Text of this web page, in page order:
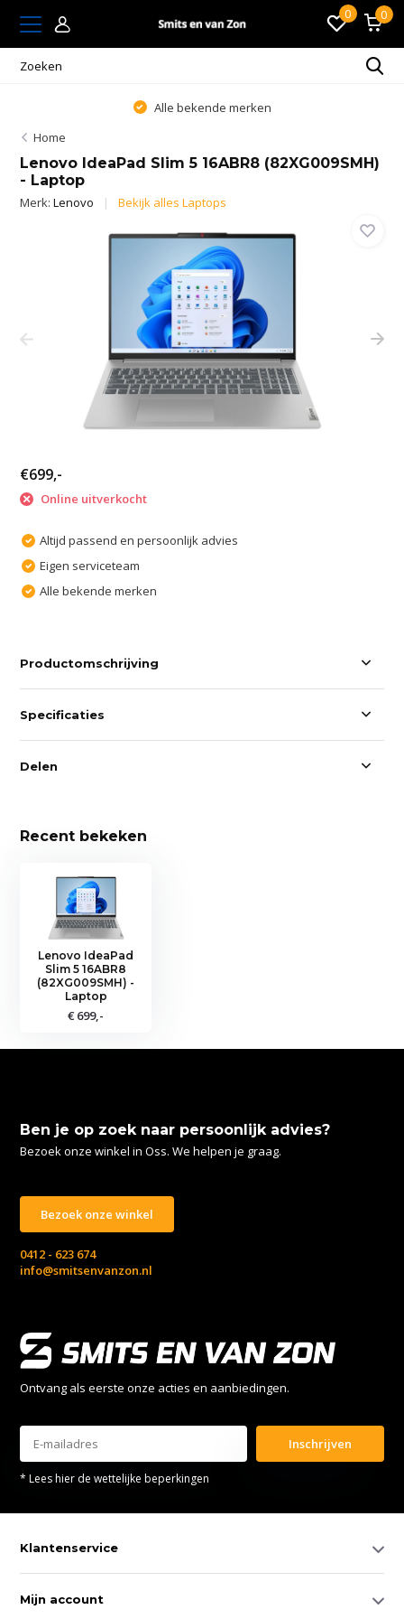
0 0
Alle bekende merken
Home
Lenovo IdeaPad Slim 5 16ABR8 (82XG009SMH)
- Laptop
Merk:Lenovo Bekijk alles Laptops
€699,-
Online uitverkocht
Altijd passend en persoonlijk advies
Eigen serviceteam
Alle bekende merken
Productomschrijving
Specificaties
Delen
Recent bekeken
Lenovo IdeaPad
Slim 5 16ABR8
(82XG009SMH) -
Laptop
€ 699,-
Ben je op zoek naar persoonlijk advies?
Bezoek onze winkel in Oss. We helpen je graag.
Bezoek onze winkel
0412 - 623 674
info@smitsenvanzon.nl
Ontvang als eerste onze acties en aanbiedingen.
Inschrijven
* Lees hier de wettelijke beperkingen
Klantenservice
Mijn account